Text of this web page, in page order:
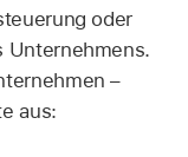
oder
Unternehmens.
–
aus: